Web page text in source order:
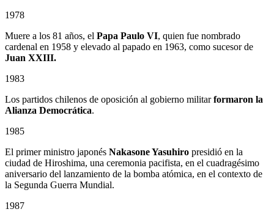
1978
Muere a los 81 años, el Papa Paulo VI, quien fue nombrado
cardenal en 1958 y elevado al papado en 1963, como sucesor de
Juan XXIII.
1983
Los partidos chilenos de oposición al gobierno militarformaron la
Alianza Democrática.
1985
El primer ministro japonés Nakasone Yasuhiro presidió en la
ciudad de Hiroshima, una ceremonia pacifista, en el cuadragésimo
aniversario del lanzamiento de la bomba atómica, en el contexto de
la Segunda Guerra Mundial.
1987